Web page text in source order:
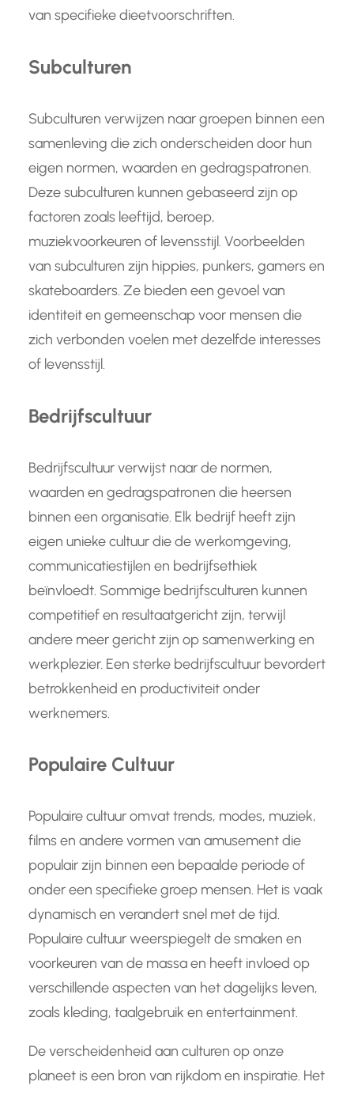
van specifieke dieetvoorschriften.
Subculturen
Subculturen verwijzen naar groepen binnen een
samenleving die zich onderscheiden door hun
eigen normen, waarden en gedragspatronen.
Deze subculturen kunnen gebaseerd zijn op
factoren zoals leeftijd, beroep,
muziekvoorkeuren of levensstijl. Voorbeelden
van subculturen zijn hippies, punkers, gamers en
skateboarders. Ze bieden een gevoel van
identiteit en gemeenschap voor mensen die
zich verbonden voelen met dezelfde interesses
of levensstijl.
Bedrijfscultuur
Bedrijfscultuur verwijst naar de normen,
waarden en gedragspatronen die heersen
binnen een organisatie. Elk bedrijf heeft zijn
eigen unieke cultuur die de werkomgeving,
communicatiestijlen en bedrijfsethiek
beïnvloedt. Sommige bedrijfsculturen kunnen
competitief en resultaatgericht zijn, terwijl
andere meer gericht zijn op samenwerking en
werkplezier. Een sterke bedrijfscultuur bevordert
betrokkenheid en productiviteit onder
werknemers.
Populaire Cultuur
Populaire cultuur omvat trends, modes, muziek,
films en andere vormen van amusement die
populair zijn binnen een bepaalde periode of
onder een specifieke groep mensen. Het is vaak
dynamisch en verandert snel met de tijd.
Populaire cultuur weerspiegelt de smaken en
voorkeuren van de massa en heeft invloed op
verschillende aspecten van het dagelijks leven,
zoals kleding, taalgebruik en entertainment.
De verscheidenheid aan culturen op onze
planeet is een bron van rijkdom en inspiratie. Het